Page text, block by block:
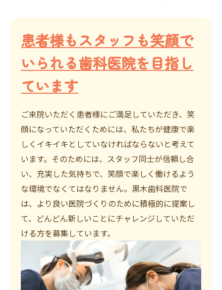
患者様もスタッフも笑顔で
いられる歯科医院を目指し
ています
ご来院いただく患者様にご満足していただき、笑
顔になっていただくためには、私たちが健康で楽
しくイキイキとしていなければならないと考えて
います。そのためには、スタッフ同士が信頼し合
い、充実した気持ちで、笑顔で楽しく働けるよう
な環境でなくてはなりません。黒木歯科医院で
は、より良い医院づくりのために積極的に提案し
て、どんどん新しいことにチャレンジしていただ
ける方を募集しています。